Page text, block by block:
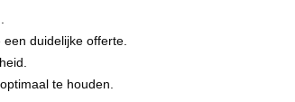
duidelijke offerte.
te houden.